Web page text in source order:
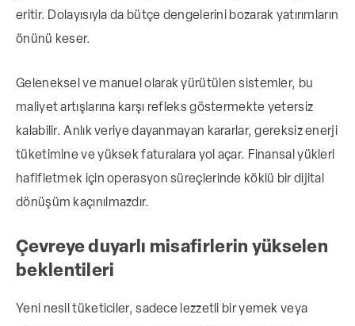
eritir. Dolayısıyla da bütçe dengelerini bozarak yatırımların
önünü keser.
Geleneksel ve manuel olarak yürütülen sistemler, bu
maliyet artışlarına karşı refleks göstermekte yetersiz
kalabilir. Anlık veriye dayanmayan kararlar, gereksiz enerji
tüketimine ve yüksek faturalara yol açar. Finansal yükleri
hafifletmek için operasyon süreçlerinde köklü bir dijital
dönüşüm kaçınılmazdır.
Çevreye duyarlı misafirlerin yükselen
beklentileri
Yeni nesil tüketiciler, sadece lezzetli bir yemek veya